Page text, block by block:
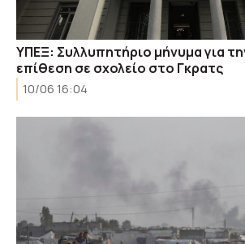
ΥΠΕΞ: Συλλυπητήριο μήνυμα για
επίθεση σε σχολείο στο Γκρατς
10/06 16:04